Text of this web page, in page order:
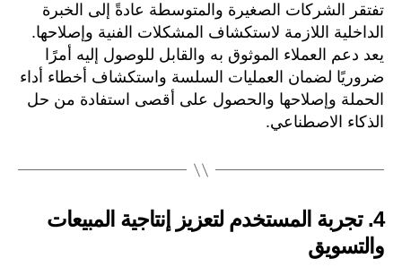
تفتقر الشركات الصغيرة والمتوسطة عادةً إلى الخبرة
الداخلية اللازمة لاستكشاف المشكلات الفنية وإصلاحها.
يعد دعم العملاء الموثوق به والقابل للوصول إليه أمرًا
ضروريًا لضمان العمليات السلسة واستكشاف أخطاء أداء
الحملة وإصلاحها والحصول على أقصى استفادة من حل
الذكاء الاصطناعي.
4. تجربة المستخدم لتعزيز إنتاجية المبيعات
والتسويق